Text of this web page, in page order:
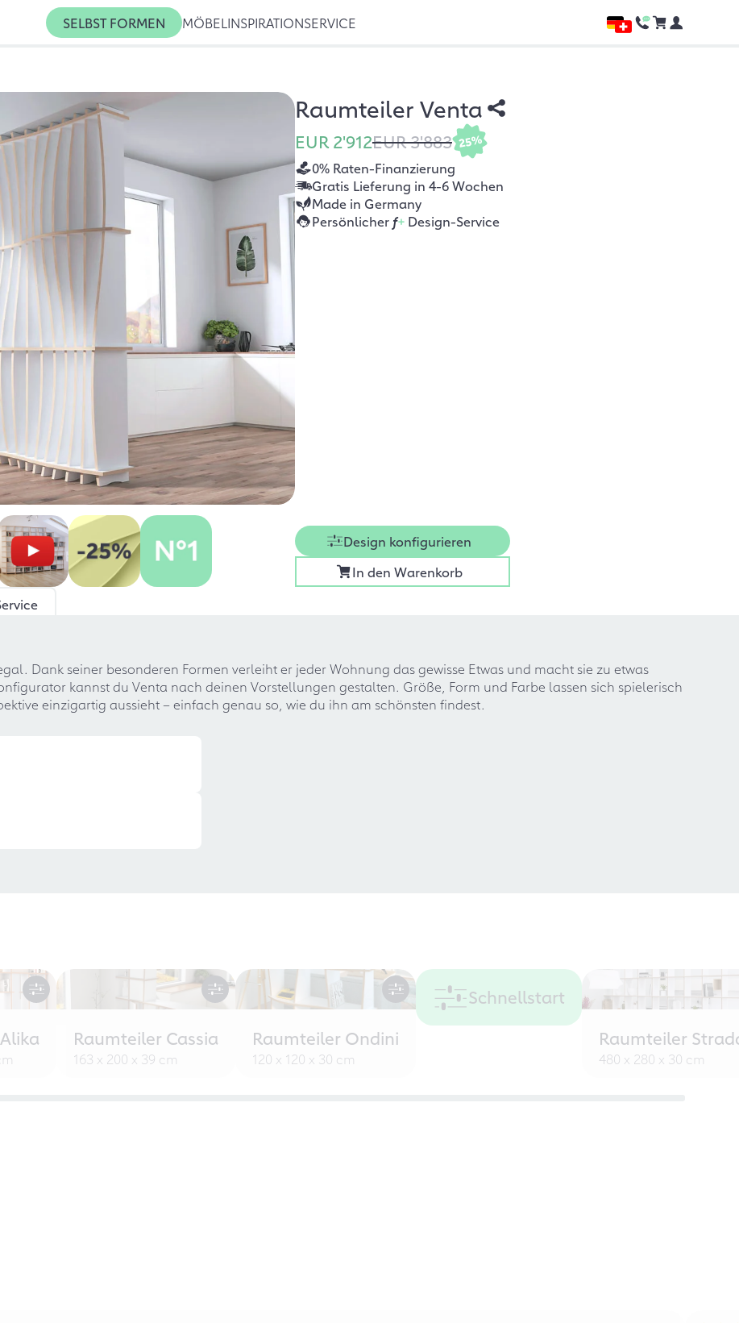
SELBST FORMEN MÖBEL INSPIRATIONSERVICE
Raumteiler Venta
EUR 2'912EUR 3'883 25%
0% Raten-Finanzierung
Gratis Lieferung in 4-6 Wochen
Made in Germany
Persönlicher f+Design-Service
Design konfigurieren
In den Warenkorb
Dank seiner besonderen Formen verleiht er jeder Wohnung das gewisse Etwas und macht sie zu etwas
kannst du Venta nach deinen Vorstellungen gestalten. Größe, Form und Farbe lassen sich spielerisch
einzigartig aussieht – einfach genau so, wie du ihn am schönsten findest.
Raumteiler Cassia
163 x 200 x 39 cm
Raumteiler Ondini
120 x 120 x 30 cm
Schnellstart
Raumteiler
480 x 280 x 30 cm